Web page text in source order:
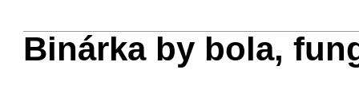
Binárka by bola,